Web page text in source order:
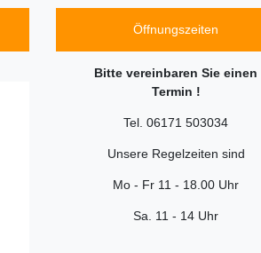
Öffnungszeiten
Bitte vereinbaren Sie einen
Termin !
Tel. 06171 503034
Unsere Regelzeiten sind
Mo - Fr 11 - 18.00 Uhr
Sa. 11 - 14 Uhr